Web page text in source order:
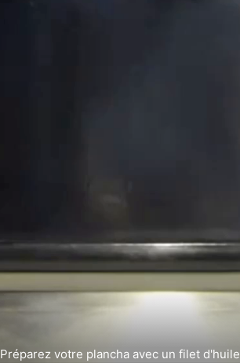
Préparez votre plancha avec un filet d'huile